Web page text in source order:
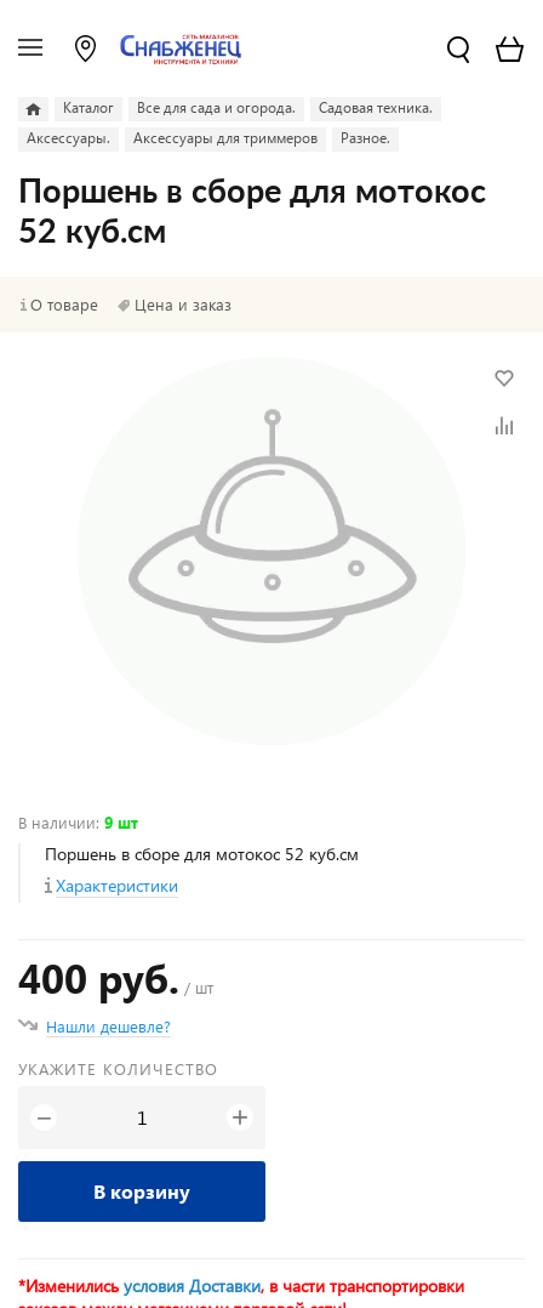
Каталог Все для сада и огорода.
Садовая техника.
Аксессуары.
Аксессуары для триммеров Разное.
Поршень в сборе для мотокос
52 куб.см
О товаре Цена и заказ
В наличии: 9 шт
Поршень в сборе для мотокос 52 куб.см
Характеристики
400 руб. / шт
Нашли дешевле?
УКАЖИТЕ КОЛИЧЕСТВО
− +
В корзину
*Изменились условия Доставки, в части транспортировки